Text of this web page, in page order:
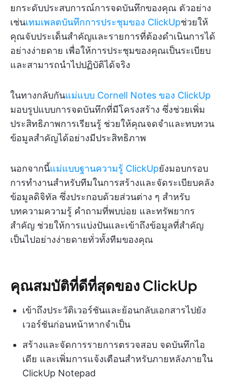
ยกระดับประสบการณ์การจดบันทึกของคุณ ตัวอย่าง
เช่นเทมเพลตบันทึกการประชุมของ ClickUpช่วยให้
คุณจับประเด็นสำคัญและรายการที่ต้องดำเนินการได้
อย่างง่ายดาย เพื่อให้การประชุมของคุณเป็นระเบียบ
และสามารถนำไปปฏิบัติได้จริง
ในทางกลับกันแม่แบบ Cornell Notes ของ ClickUp
มอบรูปแบบการจดบันทึกที่มีโครงสร้าง ซึ่งช่วยเพิ่ม
ประสิทธิภาพการเรียนรู้ ช่วยให้คุณจดจำและทบทวน
ข้อมูลสำคัญได้อย่างมีประสิทธิภาพ
นอกจากนี้แม่แบบฐานความรู้ ClickUpยังมอบกรอบ
การทำงานสำหรับทีมในการสร้างและจัดระเบียบคลัง
ข้อมูลดิจิทัล ซึ่งประกอบด้วยส่วนต่าง ๆ สำหรับ
บทความความรู้ คำถามที่พบบ่อย และทรัพยากร
สำคัญ ช่วยให้การแบ่งปันและเข้าถึงข้อมูลที่สำคัญ
เป็นไปอย่างง่ายดายทั่วทั้งทีมของคุณ
คุณสมบัติที่ดีที่สุดของ ClickUp
เข้าถึงประวัติเวอร์ชันและย้อนกลับเอกสารไปยัง
เวอร์ชันก่อนหน้าหากจำเป็น
สร้างและจัดการรายการตรวจสอบ จดบันทึกไอ
เดีย และเพิ่มการแจ้งเตือนสำหรับภายหลังภายใน
ClickUp Notepad